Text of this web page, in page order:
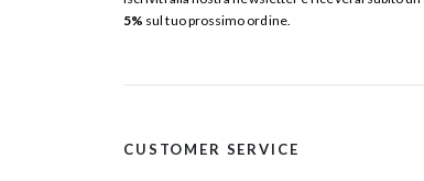
5% sul tuo prossimo ordine.
CUSTOMER SERVICE